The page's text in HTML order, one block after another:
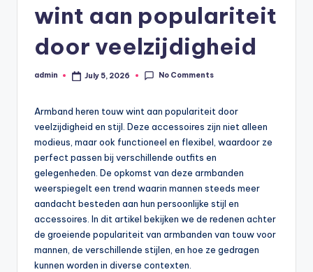
wint aan populariteit
door veelzijdigheid
Posted
admin July 5, 2026 No Comments
Armband heren touw wint aan populariteit door
veelzijdigheid en stijl. Deze accessoires zijn niet alleen
modieus, maar ook functioneel en flexibel, waardoor ze
perfect passen bij verschillende outfits en
gelegenheden. De opkomst van deze armbanden
weerspiegelt een trend waarin mannen steeds meer
aandacht besteden aan hun persoonlijke stijl en
accessoires. In dit artikel bekijken we de redenen achter
de groeiende populariteit van armbanden van touw voor
mannen, de verschillende stijlen, en hoe ze gedragen
kunnen worden in diverse contexten.